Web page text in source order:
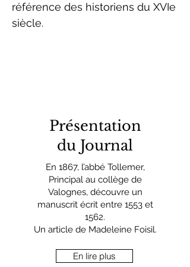
référence des historiens du XVIe
siècle.
Présentation
du Journal
En 1867, l’abbé Tollemer,
Principal au collège de
Valognes, découvre un
manuscrit écrit entre 1553 et
1562.
Un article de Madeleine Foisil.
En lire plus